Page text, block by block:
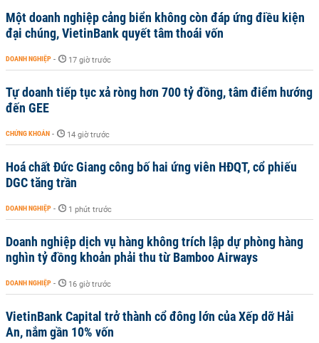
Một doanh nghiệp cảng biển không còn đáp ứng điều kiện
đại chúng, VietinBank quyết tâm thoái vốn
DOANH NGHIỆP - 17 giờ trước
Tự doanh tiếp tục xả ròng hơn 700 tỷ đồng, tâm điểm hướng
đến GEE
CHỨNG KHOÁN - 14 giờ trước
Hoá chất Đức Giang công bố hai ứng viên HĐQT, cổ phiếu
DGC tăng trần
DOANH NGHIỆP - 1 phút trước
Doanh nghiệp dịch vụ hàng không trích lập dự phòng hàng
nghìn tỷ đồng khoản phải thu từ Bamboo Airways
DOANH NGHIỆP - 16 giờ trước
VietinBank Capital trở thành cổ đông lớn của Xếp dỡ Hải
An, nắm gần 10% vốn